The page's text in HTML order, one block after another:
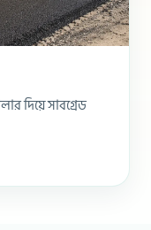
দিয়ে সাবগ্রেড